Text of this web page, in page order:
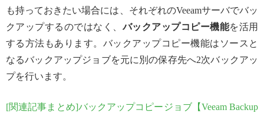
も持っておきたい場合には、それぞれのVeeamサーバでバッ
クアップするのではなく、バックアップコピー機能を活用
する方法もあります。バックアップコピー機能はソースと
なるバックアップジョブを元に別の保存先へ2次バックアッ
プを行います。
[関連記事まとめ]バックアップコピージョブ【Veeam Backup